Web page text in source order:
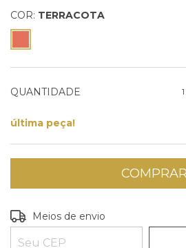
COR: TERRACOTA
QUANTIDADE 1
última peça!
Entregas para o CEP:
Meios de envio